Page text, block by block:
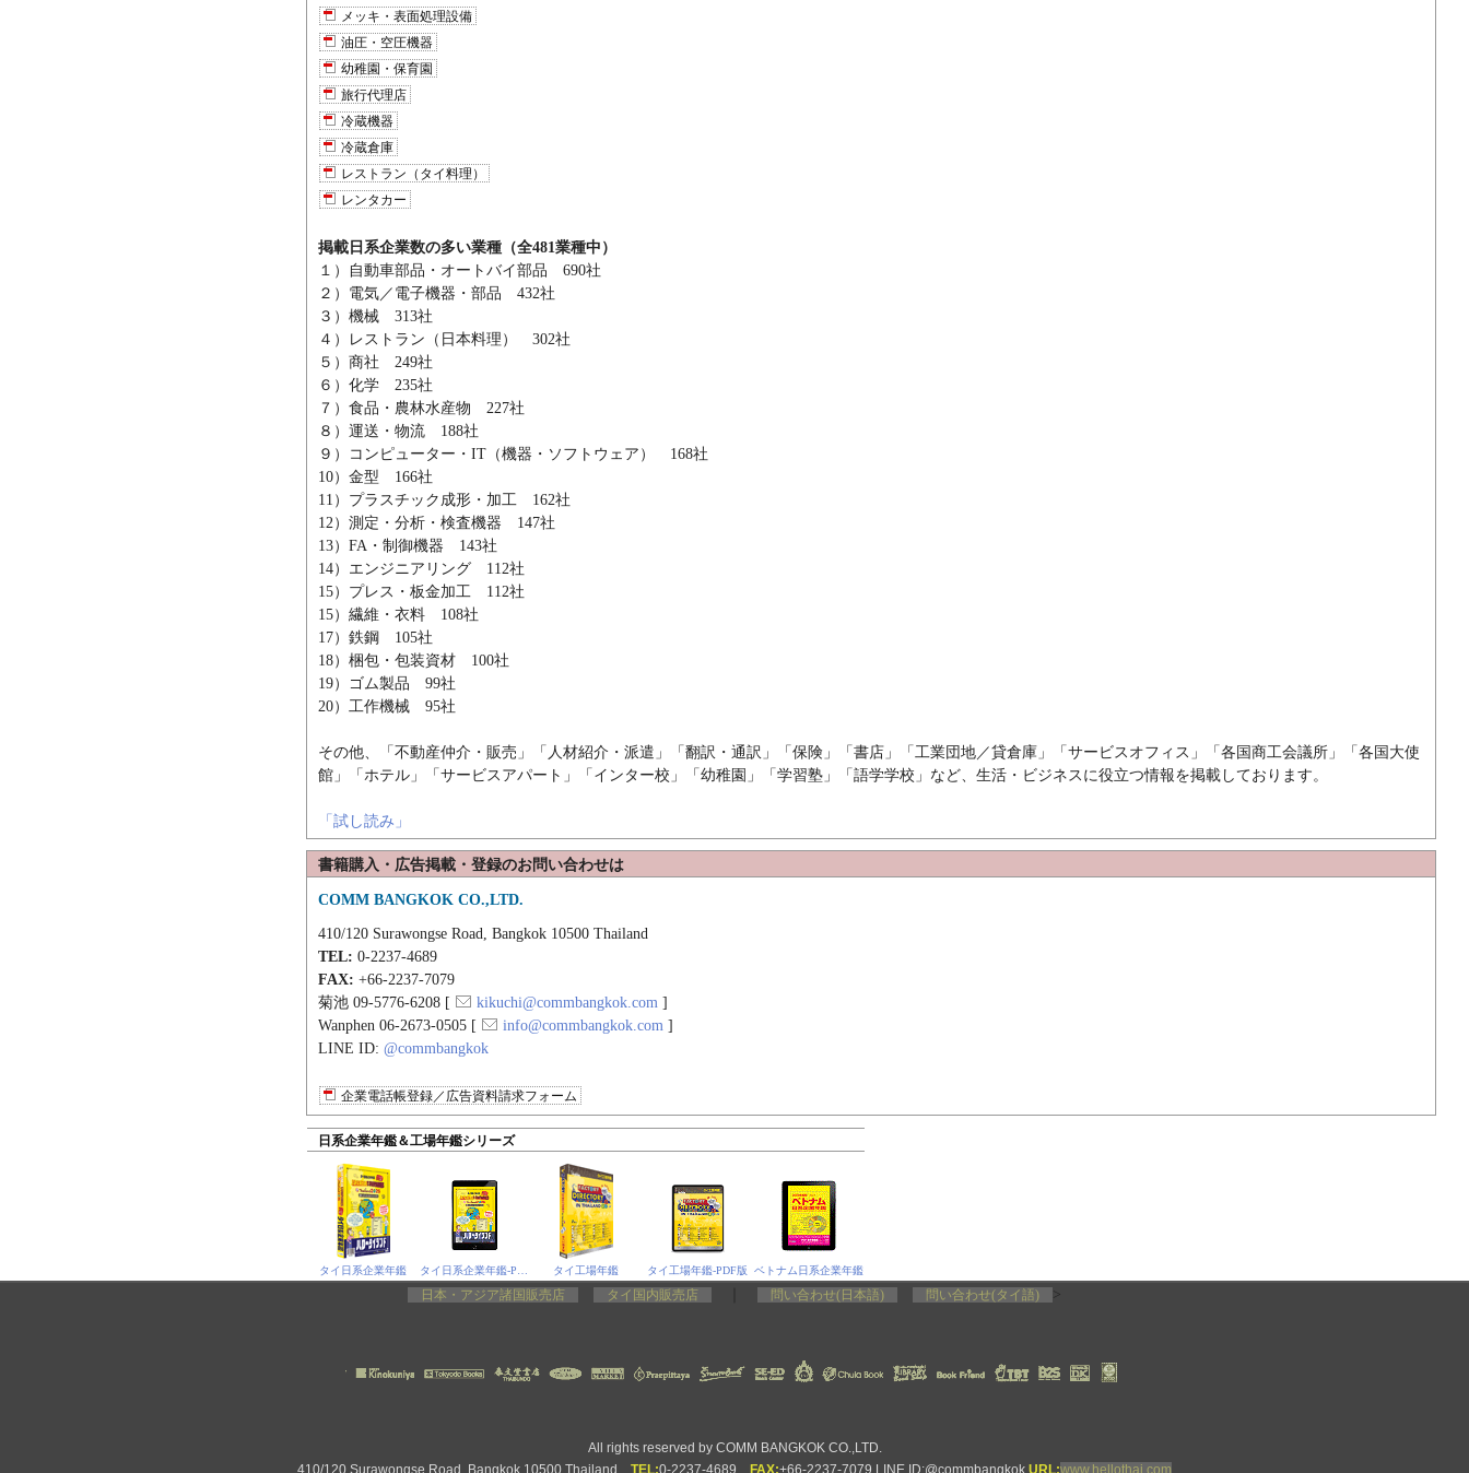
メッキ・表面処理設備
油圧・空圧機器
幼稚園・保育園
旅行代理店
冷蔵機器
冷蔵倉庫
レストラン（タイ料理）
レンタカー
掲載日系企業数の多い業種（全481業種中）
１）自動車部品・オートバイ部品 690社
２）電気／電子機器・部品 432社
３）機械 313社
４）レストラン（日本料理） 302社
５）商社 249社
６）化学 235社
７）食品・農林水産物 227社
８）運送・物流 188社
９）コンピューター・IT（機器・ソフトウェア） 168社
10）金型 166社
11）プラスチック成形・加工 162社
12）測定・分析・検査機器 147社
13）FA・制御機器 143社
14）エンジニアリング 112社
15）プレス・板金加工 112社
15）繊維・衣料 108社
17）鉄鋼 105社
18）梱包・包装資材 100社
19）ゴム製品 99社
20）工作機械 95社
その他、「不動産仲介・販売」「人材紹介・派遣」「翻訳・通訳」「保険」「書店」「工業団地／貸倉庫」「サービスオフィス」「各国商工会議所」「各国大使
館」「ホテル」「サービスアパート」「インター校」「幼稚園」「学習塾」「語学学校」など、生活・ビジネスに役立つ情報を掲載しております。
「試し読み」
書籍購入・広告掲載・登録のお問い合わせは
COMM BANGKOK CO.,LTD.
410/120 Surawongse Road, Bangkok 10500 Thailand
TEL: 0-2237-4689
FAX: +66-2237-7079
菊池 09-5776-6208 [
kikuchi@commbangkok.com ]
Wanphen 06-2673-0505 [
info@commbangkok.com ]
LINE ID: @commbangkok
企業電話帳登録／広告資料請求フォーム
日系企業年鑑＆工場年鑑シリーズ
タイ日系企業年鑑 タイ工場年鑑 タイ工場年鑑‐PDF版 ベトナム日系企業年鑑
日本・アジア諸国販売店 タイ国内販売店 問い合わせ(日本語) 問い合わせ(タイ語) >
All rights reserved by COMM BANGKOK CO.,LTD.
410/120 Surawongse Road, Bangkok 10500 Thailand TEL:0-2237-4689 FAX:+66-2237-7079 LINE ID:@commbangkok URL:www.hellothai.com